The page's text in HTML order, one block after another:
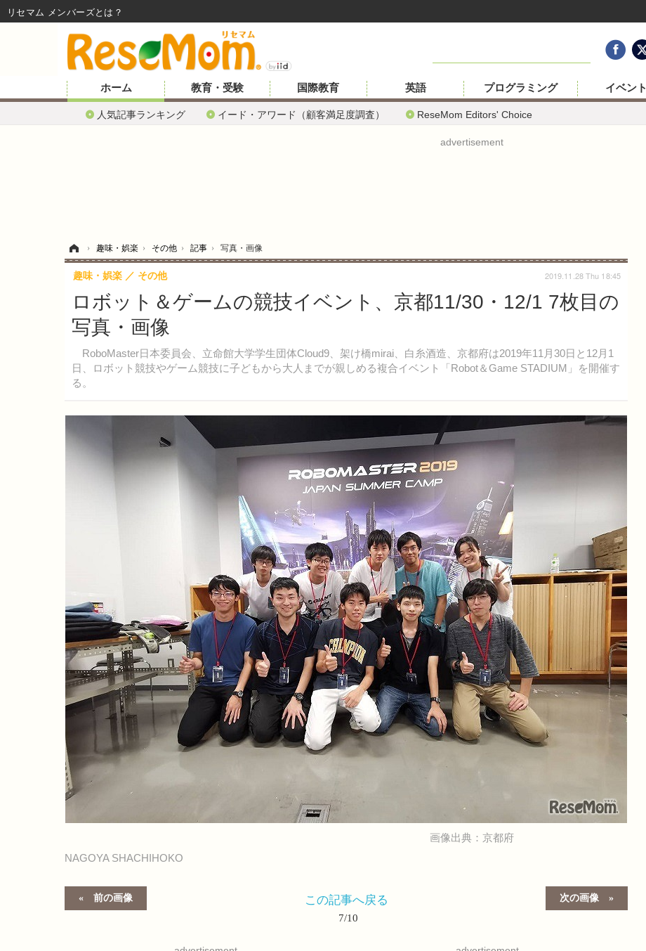
ホーム
人気記事ランキング イード・アワード（顧客満足度調査） ReseMom Editors' Choice
教育・受験 国際教育 英語 プログラミング イベント
advertisement
› 趣味・娯楽 › その他 › 記事 › 写真・画像
ロボット＆ゲームの競技イベント、京都11/30・12/1 7枚目の
写真・画像
RoboMaster日本委員会、立命館大学学生団体Cloud9、架け橋mirai、白糸酒造、京都府は2019年11月30日と12月1
日、ロボット競技やゲーム競技に子どもから大人までが親しめる複合イベント「Robot＆Game STADIUM」を開催す
る。
趣味・娯楽 その他 2019.11.28 Thu 18:45
画像出典：京都府
NAGOYA SHACHIHOKO
前の画像 次の画像
この記事へ戻る
7/10
リセマム メンバーズ